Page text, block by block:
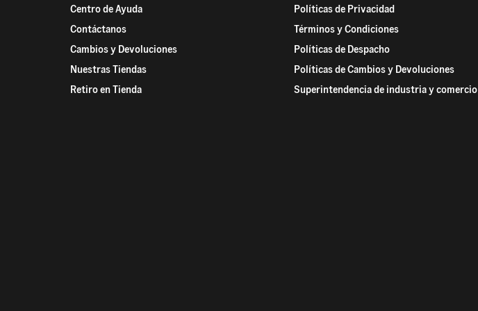
Centro de Ayuda
Contáctanos
Cambios y Devoluciones
Nuestras Tiendas
Retiro en Tienda
Políticas de Privacidad
Términos y Condiciones
Políticas de Despacho
Políticas de Cambios y Devoluciones
Superintendencia de industria y comercio